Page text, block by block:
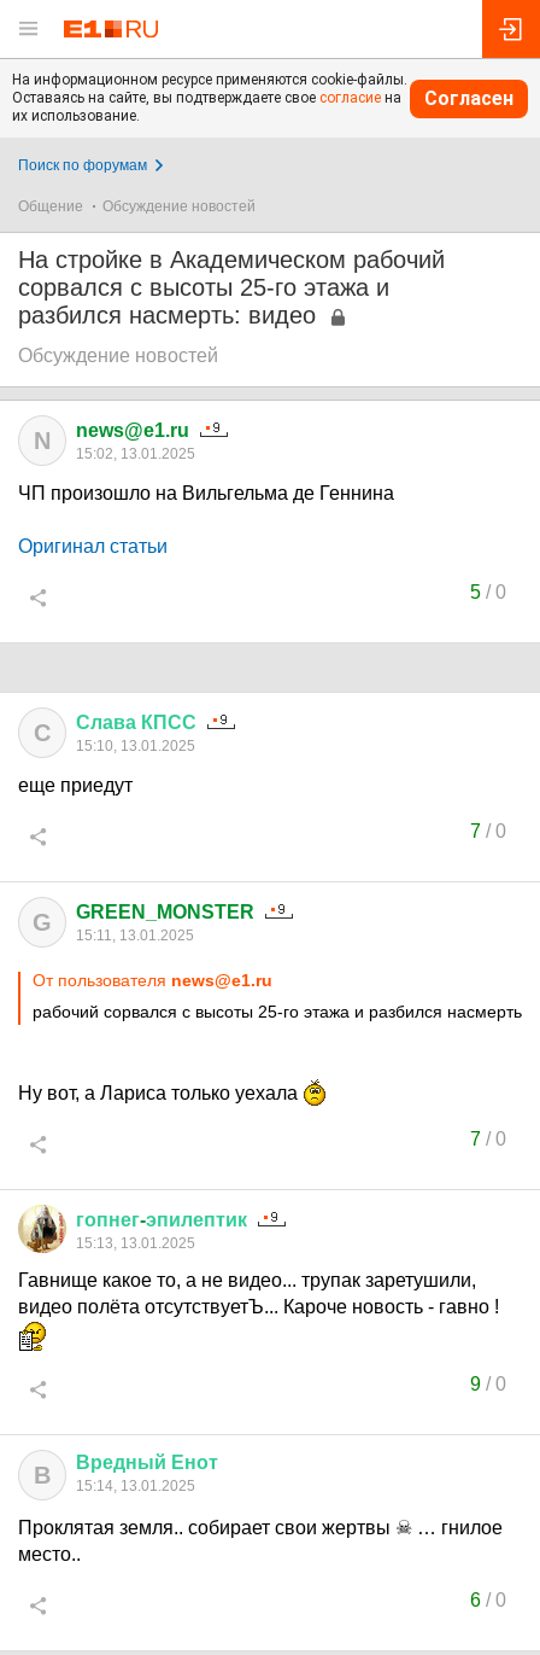
На информационном ресурсе применяются cookie-файлы.
Оставаясь на сайте, вы подтверждаете свое согласие на
их использование.
Согласен
Поиск по форумам
Общение Обсуждение новостей
На стройке в Академическом рабочий
сорвался с высоты 25-го этажа и
разбился насмерть: видео
Обсуждение новостей
N news@e1.ru
15:02, 13.01.2025
ЧП произошло на Вильгельма де Геннина
Оригинал статьи
5/0
С Слава КПСС
15:10, 13.01.2025
еще приедут
7/0
G GREEN_MONSTER
15:11, 13.01.2025
От пользователя news@e1.ru
рабочий сорвался с высоты 25-го этажа и разбился насмерть
Ну вот, а Лариса только уехала
7/0
гопнег-эпилептик
15:13, 13.01.2025
Гавнище какое то, а не видео... трупак заретушили,
видео полёта отсутствуетЪ... Кароче новость - гавно !
9/0
В Вредный Енот
15:14, 13.01.2025
Проклятая земля.. собирает свои жертвы ☠ … гнилое
место..
6/0